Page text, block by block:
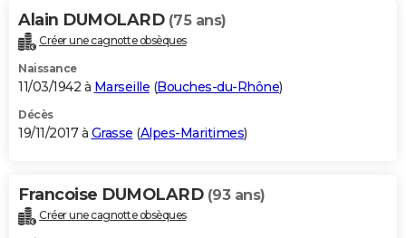
Alain DUMOLARD (75 ans)
Créer une cagnotte obsèques
Naissance
11/03/1942 à Marseille (Bouches-du-Rhône)
Décès
19/11/2017 à Grasse (Alpes-Maritimes)
Francoise DUMOLARD (93 ans)
Créer une cagnotte obsèques